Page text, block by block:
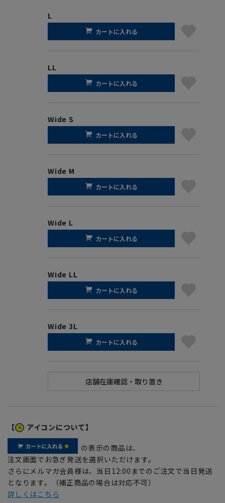
L
カートに入れる
LL
カートに入れる
Wide S
カートに入れる
Wide M
カートに入れる
Wide L
カートに入れる
Wide LL
カートに入れる
Wide 3L
カートに入れる
【 アイコンについて】
の表示の商品は、
注文画面でお急ぎ発送を選択いただけます。
さらにメルマガ会員様は、当日12:00までのご注文で当日発送
となります。（補正商品の場合は対応不可）
詳しくはこちら